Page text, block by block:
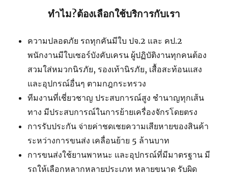
ทำไม?ต้องเลือกใช้บริการกับเรา
ความปลอดภัย รถทุกคันมีใบ ปจ.2 และ คป.2
พนักงานมีใบเซอร์บังคับเครน ผู้ปฏิบัติงานทุกคนต้อง
สวมใส่หมวกนิรภัย, รองเท้านิรภัย, เสื้อสะท้อนแสง
และอุปกรณ์อื่นๆ ตามกฎกระทรวง
ทีมงานที่เชี่ยวชาญ ประสบการณ์สูง ชำนาญทุกเส้น
ทาง มีประสบการณ์ในการย้ายเครื่องจักรโดยตรง
การรับประกัน จ่ายค่าชดเชยความเสียหายของสินค้า
ระหว่างการขนส่ง เคลื่อนย้าย 5 ล้านบาท
การขนส่งใช้ยานพาหนะ และอุปกรณ์ที่มีมาตรฐาน มี
รถให้เลือกหลากหลายประเภท หลายขนาด รับผิด